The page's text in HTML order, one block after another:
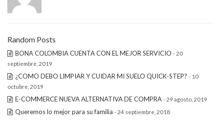
Random Posts
BONA COLOMBIA CUENTA CON EL MEJOR SERVICIO - 20
septiembre, 2019
¿COMO DEBO LIMPIAR Y CUIDAR MI SUELO QUICK-STEP? - 10
octubre, 2019
E-COMMERCE NUEVA ALTERNATIVA DE COMPRA - 29 agosto, 2019
Queremos lo mejor para su familia - 24 septiembre, 2018